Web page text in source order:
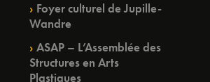
Foyer culturel de Jupille-
Wandre
ASAP – L’Assemblée des
Structures en Arts
Plastiques